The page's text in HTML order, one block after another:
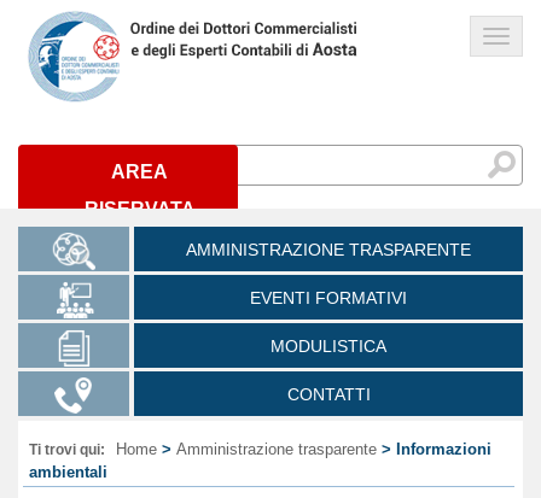
AREA
RISERVATA
Links
AMMINISTRAZIONE TRASPARENTE
EVENTI FORMATIVI
MODULISTICA
CONTATTI
Ti trovi qui: Home > Amministrazione trasparente > Informazioni
ambientali